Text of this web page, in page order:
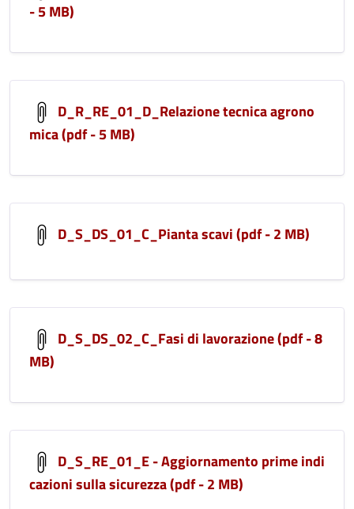
- 5 MB)
D_R_RE_01_D_Relazione tecnica agrono
mica (pdf - 5 MB)
D_S_DS_01_C_Pianta scavi (pdf - 2 MB)
D_S_DS_02_C_Fasi di lavorazione (pdf - 8
MB)
D_S_RE_01_E - Aggiornamento prime indi
cazioni sulla sicurezza (pdf - 2 MB)